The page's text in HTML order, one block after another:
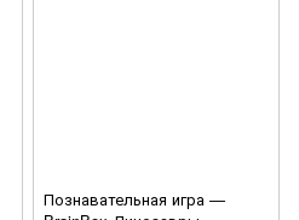
Познавательная игра —